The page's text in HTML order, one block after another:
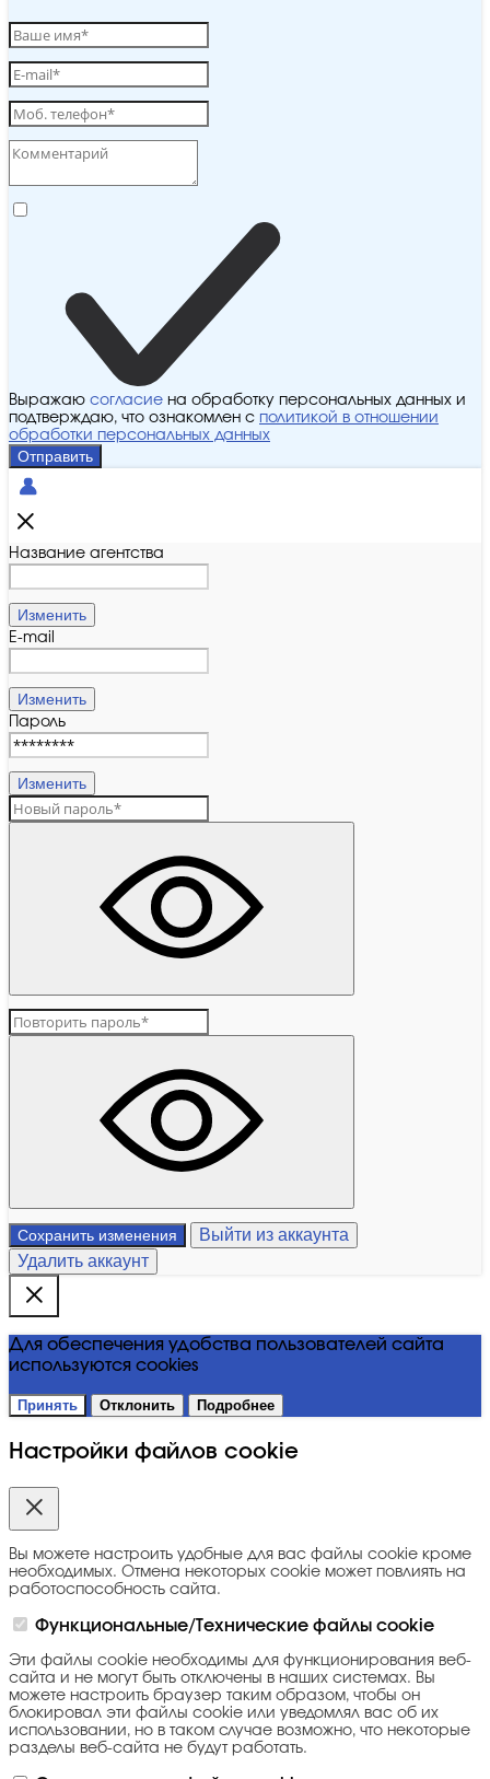
Выражаю согласие на обработку персональных данных и
подтверждаю, что ознакомлен с политикой в отношении
обработки персональных данных
Отправить
Название агентства
Изменить
E-mail
Изменить
Пароль
Изменить
Сохранить изменения
Выйти из аккаунта
Удалить аккаунт
Для обеспечения удобства пользователей сайта
используются cookies
Принять Отклонить Подробнее
Настройки файлов cookie
Вы можете настроить удобные для вас файлы cookie кроме
необходимых. Отмена некоторых cookie может повлиять на
работоспособность сайта.
Функциональные/Технические файлы cookie
Эти файлы cookie необходимы для функционирования веб-
сайта и не могут быть отключены в наших системах. Вы
можете настроить браузер таким образом, чтобы он
блокировал эти файлы cookie или уведомлял вас об их
использовании, но в таком случае возможно, что некоторые
разделы веб-сайта не будут работать.